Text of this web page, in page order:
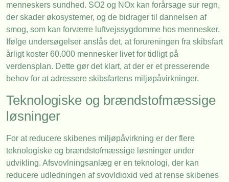
menneskers sundhed. SO2 og NOx kan forårsage sur regn,
der skader økosystemer, og de bidrager til dannelsen af
smog, som kan forværre luftvejssygdomme hos mennesker.
Ifølge undersøgelser anslås det, at forureningen fra skibsfart
årligt koster 60.000 mennesker livet for tidligt på
verdensplan. Dette gør det klart, at der er et presserende
behov for at adressere skibsfartens miljøpåvirkninger.
Teknologiske og brændstofmæssige
løsninger
For at reducere skibenes miljøpåvirkning er der flere
teknologiske og brændstofmæssige løsninger under
udvikling. Afsvovlningsanlæg er en teknologi, der kan
reducere udledningen af svovldioxid ved at rense skibenes